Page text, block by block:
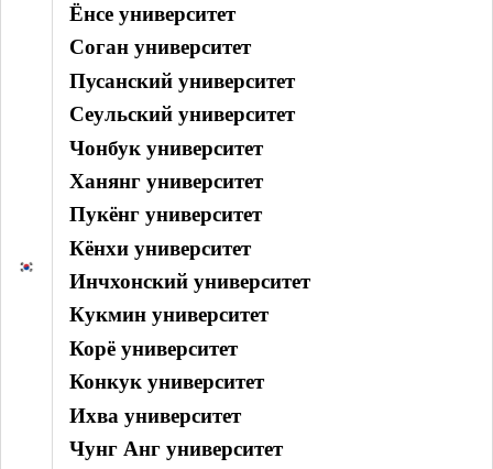
Ёнсе университет
Соган университет
Пусанский университет
Сеульский университет
Чонбук университет
Ханянг университет
Пукёнг университет
Кёнхи университет
Инчхонский университет
Кукмин университет
Корё университет
Конкук университет
Ихва университет
Чунг Анг университет